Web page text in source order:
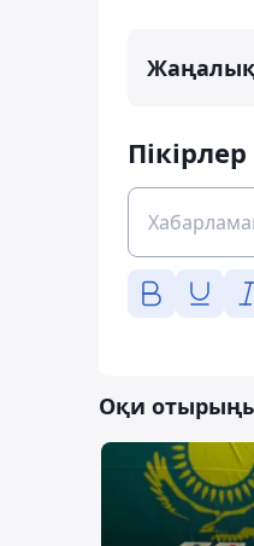
Пікірлер
Оқи